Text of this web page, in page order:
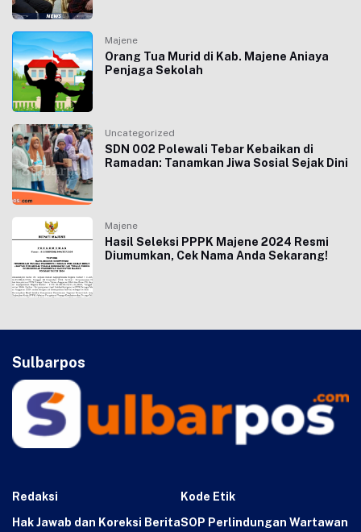
Majene
Orang Tua Murid di Kab. Majene Aniaya
Penjaga Sekolah
Uncategorized
SDN 002 Polewali Tebar Kebaikan di
Ramadan: Tanamkan Jiwa Sosial Sejak Dini
Majene
Hasil Seleksi PPPK Majene 2024 Resmi
Diumumkan, Cek Nama Anda Sekarang!
Sulbarpos
Redaksi
Kode Etik
Hak Jawab dan Koreksi BeritaSOP Perlindungan Wartawan